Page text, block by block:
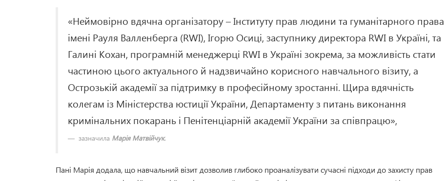
«Неймовірно вдячна організатору – Інституту прав людини та гуманітарного права
імені Рауля Валленберга (RWI), Ігорю Осиці, заступнику директора RWI в Україні, та
Галині Кохан, програмній менеджерці RWI в Україні зокрема, за можливість стати
частиною цього актуального й надзвичайно корисного навчального візиту, а
Острозькій академії за підтримку в професійному зростанні. Щира вдячність
колегам із Міністерства юстиції України, Департаменту з питань виконання
кримінальних покарань і Пенітенціарній академії України за співпрацю»,
зазначила Марія Матвійчук.
Пані Марія додала, що навчальний візит дозволив глибоко проаналізувати сучасні підходи до захисту прав